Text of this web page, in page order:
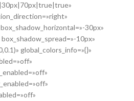
30px»
10px»
global_colors_info=»{}»